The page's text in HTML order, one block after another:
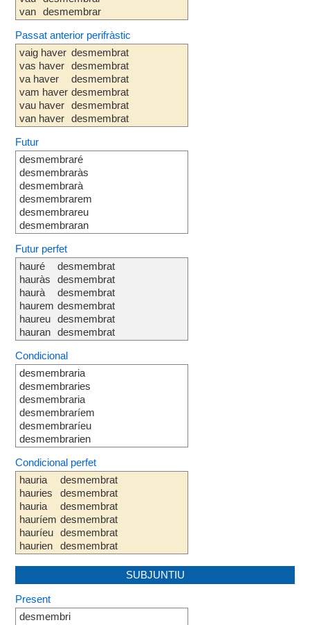
van desmembrar
Passat anterior perifràstic
vaig haver
vas haver
va haver
vam haver
vau haver
van haver
desmembrat
desmembrat
desmembrat
desmembrat
desmembrat
desmembrat
Futur
desmembraré
desmembraràs
desmembrarà
desmembrarem
desmembrareu
desmembraran
Futur perfet
hauré
hauràs
haurà
haurem
haureu
hauran
desmembrat
desmembrat
desmembrat
desmembrat
desmembrat
desmembrat
Condicional
desmembraria
desmembraries
desmembraria
desmembraríem
desmembraríeu
desmembrarien
Condicional perfet
hauria
hauries
hauria
hauríem
hauríeu
haurien
desmembrat
desmembrat
desmembrat
desmembrat
desmembrat
desmembrat
SUBJUNTIU
Present
desmembri